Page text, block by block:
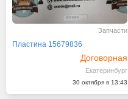
Запчасти
Пластина 15679836
Договорная
Екатеринбург
30 октября в 13:43